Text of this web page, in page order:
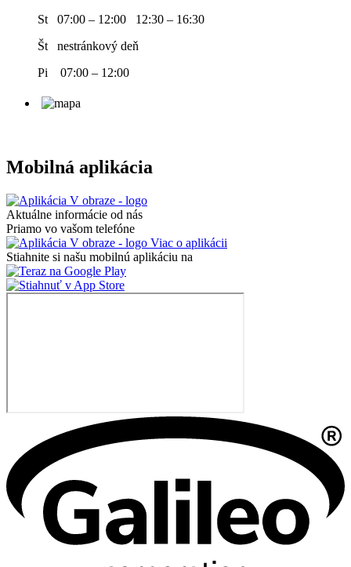
St 07:00 – 12:00 12:30 – 16:30
Št nestránkový deň
Pi 07:00 – 12:00
Mobilná aplikácia
Aktuálne informácie od nás
Priamo vo vašom telefóne
Viac o aplikácii
Stiahnite si našu mobilnú aplikáciu na